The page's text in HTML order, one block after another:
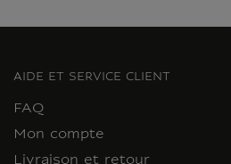
AIDE ET SERVICE CLIENT
FAQ
Mon compte
Livraison et retour